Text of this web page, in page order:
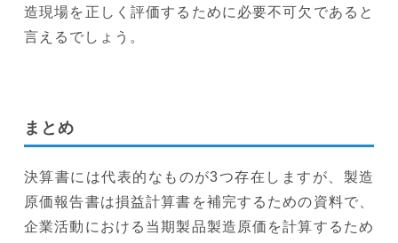
造現場を正しく評価するために必要不可欠であると
言えるでしょう。
まとめ
決算書には代表的なものが3つ存在しますが、製造
原価報告書は損益計算書を補完するための資料で、
企業活動における当期製品製造原価を計算するため